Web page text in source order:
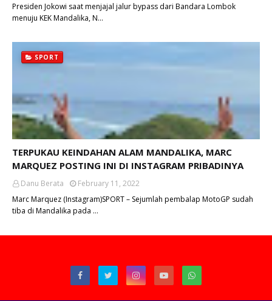
Presiden Jokowi saat menjajal jalur bypass dari Bandara Lombok
menuju KEK Mandalika, N…
SPORT
TERPUKAU KEINDAHAN ALAM MANDALIKA, MARC
MARQUEZ POSTING INI DI INSTAGRAM PRIBADINYA
Danu Berata
February 11, 2022
Marc Marquez (Instagram)SPORT – Sejumlah pembalap MotoGP sudah
tiba di Mandalika pada …